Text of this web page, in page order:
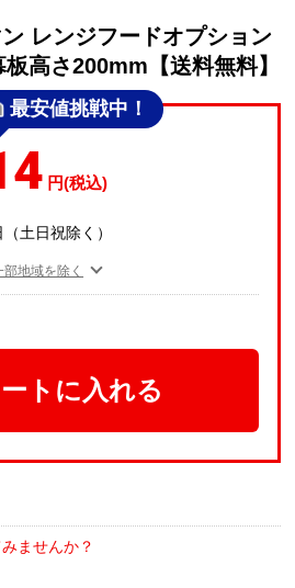
レンジフードオプション
高さ200mm【送料無料】
最安値挑戦中！
円(税込)
土日祝除く）
地域を除く
トに入れる
ませんか？